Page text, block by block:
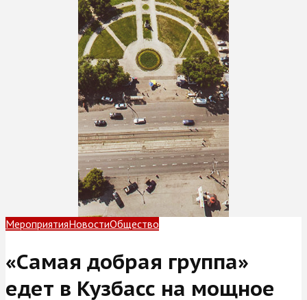
МероприятияНовостиОбщество
«Самая добрая группа»
едет в Кузбасс на мощное